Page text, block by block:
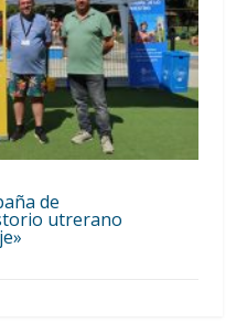
de
utrerano